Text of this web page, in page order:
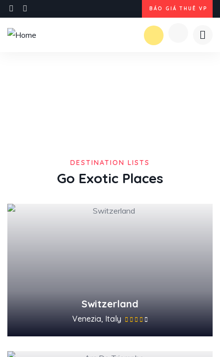
BÁO GIÁ THUÊ VP
DESTINATION LISTS
Go Exotic Places
Switzerland
Venezia, Italy